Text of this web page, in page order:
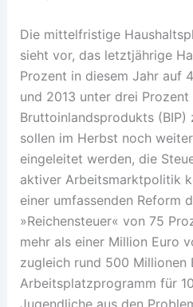
Die mittelfristige
sieht vor, das letztjährige
Prozent in diesem Jahr auf
und 2013 unter drei Prozent
Bruttoinlandsprodukts (BIP)
sollen im Herbst noch
eingeleitet werden, die
aktiver Arbeitsmarktpolitik
einer umfassenden Reform
»Reichensteuer« von 75
mehr als einer Million Euro
zugleich rund 500 Millionen
Arbeitsplatzprogramm für
Jugendliche aus den